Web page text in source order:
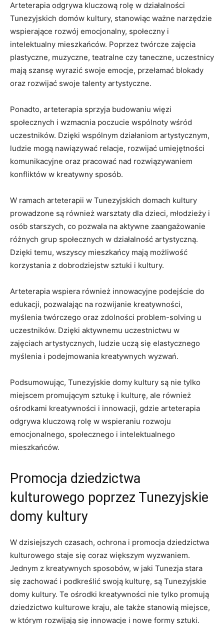
Arteterapia odgrywa kluczową rolę w działalności
Tunezyjskich domów kultury, stanowiąc ważne narzędzie
wspierające rozwój emocjonalny,⁤ społeczny i
intelektualny mieszkańców. Poprzez twórcze zajęcia
plastyczne, muzyczne, teatralne czy taneczne, uczestnicy
mają szansę wyrazić swoje emocje,⁢ przełamać blokady
oraz rozwijać swoje talenty artystyczne.
Ponadto, arteterapia sprzyja ‍budowaniu więzi
społecznych i wzmacnia poczucie wspólnoty wśród
uczestników. Dzięki wspólnym działaniom artystycznym,
ludzie mogą ⁤nawiązywać relacje, rozwijać umiejętności
komunikacyjne oraz pracować nad rozwiązywaniem
konfliktów w kreatywny sposób.
W ramach arteterapii w Tunezyjskich domach kultury
prowadzone są również warsztaty dla dzieci, młodzieży i
osób starszych, co⁢ pozwala na aktywne zaangażowanie
różnych grup społecznych w działalność artystyczną.
Dzięki temu, wszyscy mieszkańcy ⁣mają możliwość
korzystania z dobrodziejstw sztuki i kultury.
Arteterapia wspiera również innowacyjne podejście do
edukacji, pozwalając​ na rozwijanie kreatywności,
myślenia twórczego oraz zdolności problem-solving u
uczestników. Dzięki aktywnemu uczestnictwu w
zajęciach artystycznych, ludzie uczą się elastycznego
myślenia i podejmowania kreatywnych wyzwań.
Podsumowując, Tunezyjskie domy kultury są nie tylko
miejscem ⁣promującym sztukę‍ i kulturę, ale również
ośrodkami kreatywności ⁢i innowacji, gdzie arteterapia
odgrywa⁣ kluczową rolę‌ w wspieraniu rozwoju
emocjonalnego, społecznego i intelektualnego
mieszkańców.
Promocja dziedzictwa
kulturowego poprzez Tunezyjskie
domy kultury
W dzisiejszych ​czasach, ochrona ⁤i promocja dziedzictwa
kulturowego staje ⁤się coraz większym wyzwaniem.
Jednym z kreatywnych sposobów, w jaki Tunezja stara
się zachować​ i podkreślić swoją kulturę, są Tunezyjskie
domy kultury. Te ośrodki kreatywności nie ‍tylko promują
dziedzictwo kulturowe kraju, ale także stanowią miejsce,
w którym rozwijają ‍się innowacje i nowe formy sztuki.